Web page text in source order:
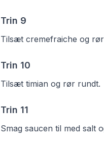
Trin 9
Tilsæt cremefraiche og
Trin 10
Tilsæt timian og rør rundt.
Trin 11
Smag saucen til med salt